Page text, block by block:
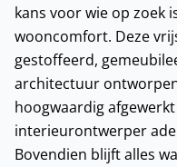
kans voor wie op zoek
wooncomfort. Deze
gestoffeerd,
architectuur
hoogwaardig
interieurontwerper
Bovendien blijft alles